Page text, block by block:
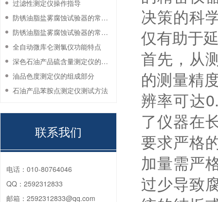
决策的科
仅有助于
首先，从
的测量精
辨率可达
了仪器在
要求严格
加量需严
过少导致
过滤性测定仪操作指导
防锈油脂盐雾腐蚀试验器的常见故障与解决方法
防锈油脂盐雾腐蚀试验器的常见故障与解决方法
全自动微库仑测氯仪功能特点
深色石油产品硫含量测定仪的工作环境要求
油品色度测定仪的组成部分
石油产品苯胺点测定仪测试方法
联系我们
电话： 010-80764046
QQ： 2592312833
邮箱： 2592312833@qq.com